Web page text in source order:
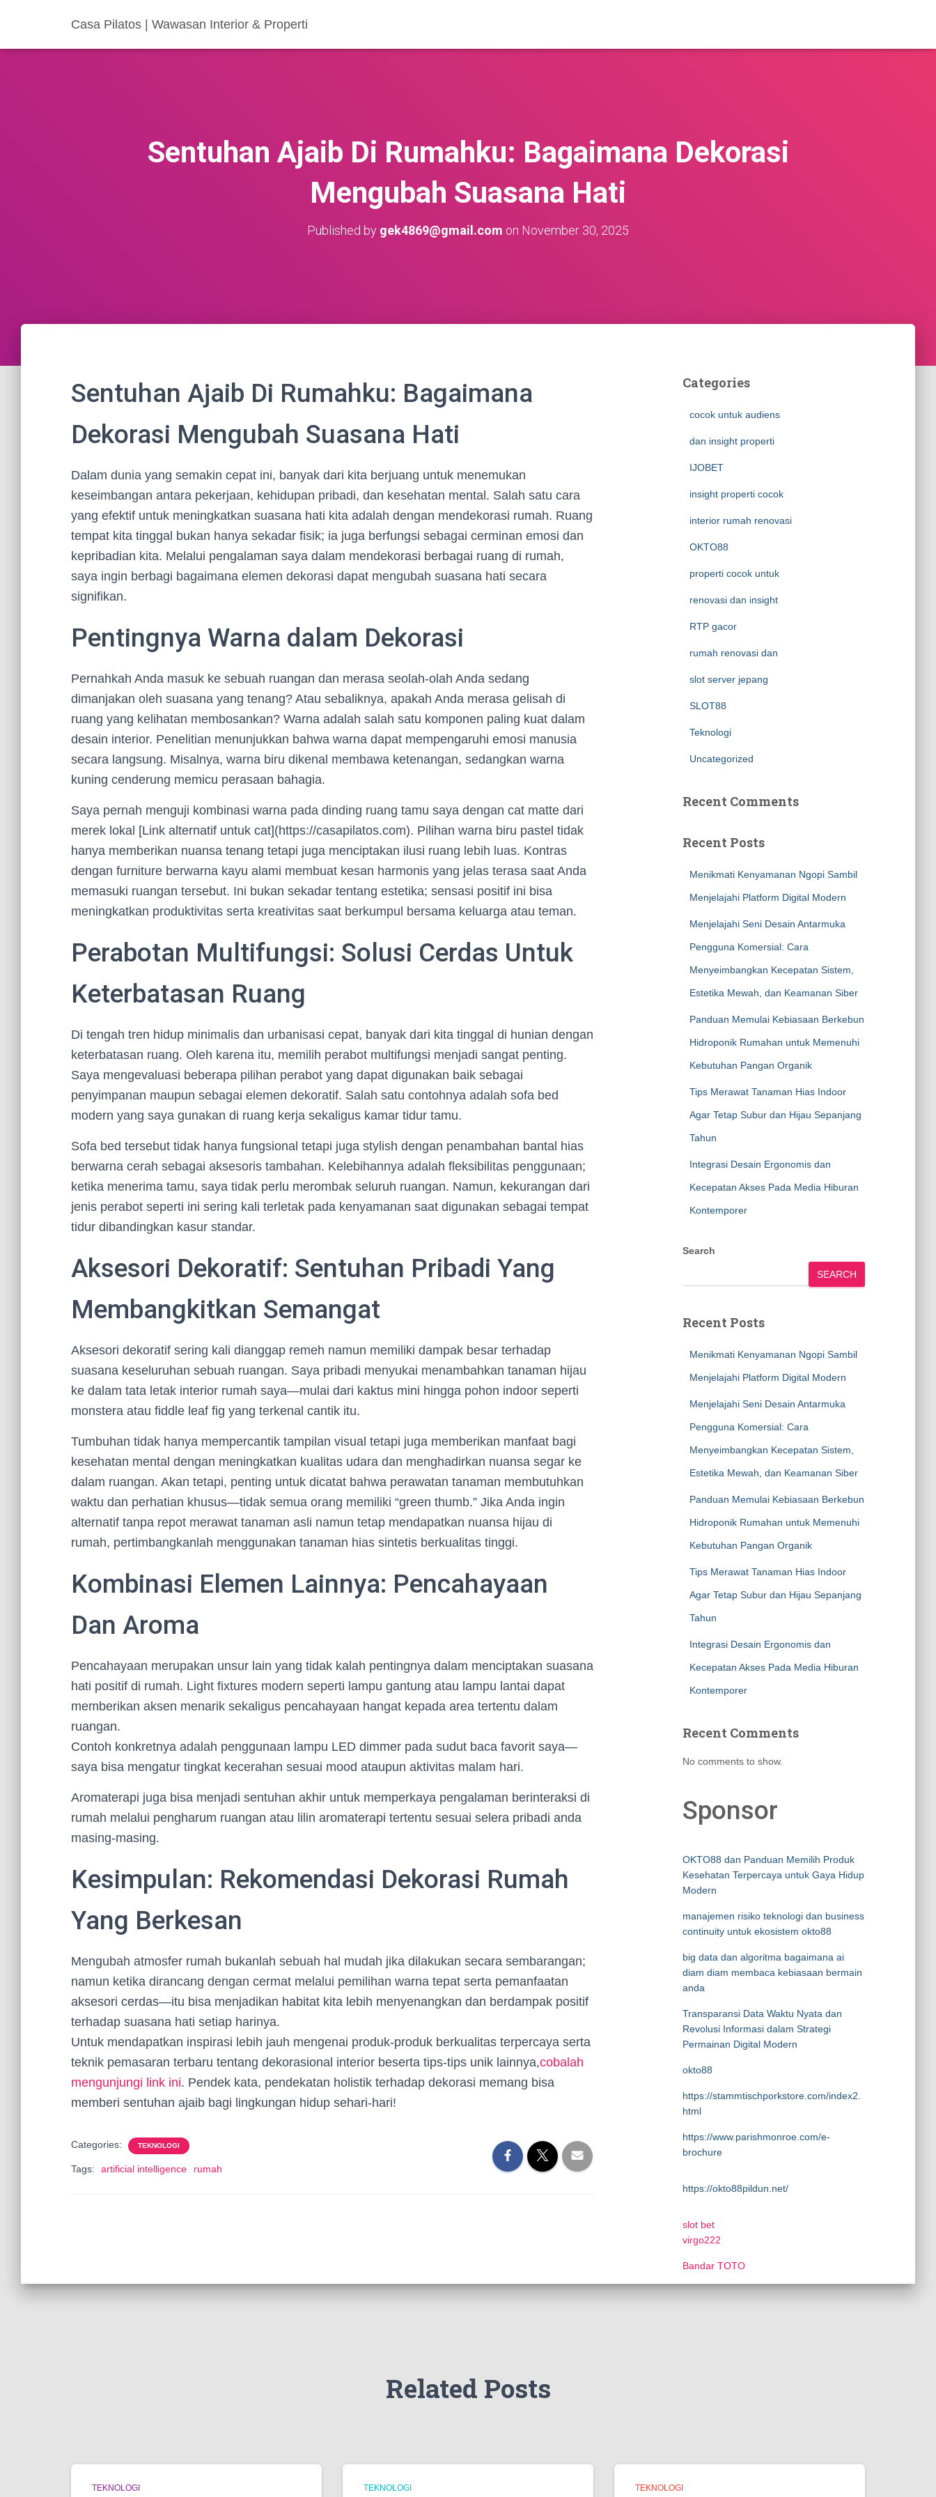
Casa Pilatos | Wawasan Interior & Properti
Sentuhan Ajaib Di Rumahku: Bagaimana Dekorasi
Mengubah Suasana Hati
Published by gek4869@gmail.com on November 30, 2025
Sentuhan Ajaib Di Rumahku: Bagaimana
Dekorasi Mengubah Suasana Hati
Dalam dunia yang semakin cepat ini, banyak dari kita berjuang untuk menemukan
keseimbangan antara pekerjaan, kehidupan pribadi, dan kesehatan mental. Salah satu cara
yang efektif untuk meningkatkan suasana hati kita adalah dengan mendekorasi rumah. Ruang
tempat kita tinggal bukan hanya sekadar fisik; ia juga berfungsi sebagai cerminan emosi dan
kepribadian kita. Melalui pengalaman saya dalam mendekorasi berbagai ruang di rumah,
saya ingin berbagi bagaimana elemen dekorasi dapat mengubah suasana hati secara
signifikan.
Pentingnya Warna dalam Dekorasi
Pernahkah Anda masuk ke sebuah ruangan dan merasa seolah-olah Anda sedang
dimanjakan oleh suasana yang tenang? Atau sebaliknya, apakah Anda merasa gelisah di
ruang yang kelihatan membosankan? Warna adalah salah satu komponen paling kuat dalam
desain interior. Penelitian menunjukkan bahwa warna dapat mempengaruhi emosi manusia
secara langsung. Misalnya, warna biru dikenal membawa ketenangan, sedangkan warna
kuning cenderung memicu perasaan bahagia.
Saya pernah menguji kombinasi warna pada dinding ruang tamu saya dengan cat matte dari
merek lokal [Link alternatif untuk cat](https://casapilatos.com). Pilihan warna biru pastel tidak
hanya memberikan nuansa tenang tetapi juga menciptakan ilusi ruang lebih luas. Kontras
dengan furniture berwarna kayu alami membuat kesan harmonis yang jelas terasa saat Anda
memasuki ruangan tersebut. Ini bukan sekadar tentang estetika; sensasi positif ini bisa
meningkatkan produktivitas serta kreativitas saat berkumpul bersama keluarga atau teman.
Perabotan Multifungsi: Solusi Cerdas Untuk
Keterbatasan Ruang
Di tengah tren hidup minimalis dan urbanisasi cepat, banyak dari kita tinggal di hunian dengan
keterbatasan ruang. Oleh karena itu, memilih perabot multifungsi menjadi sangat penting.
Saya mengevaluasi beberapa pilihan perabot yang dapat digunakan baik sebagai
penyimpanan maupun sebagai elemen dekoratif. Salah satu contohnya adalah sofa bed
modern yang saya gunakan di ruang kerja sekaligus kamar tidur tamu.
Sofa bed tersebut tidak hanya fungsional tetapi juga stylish dengan penambahan bantal hias
berwarna cerah sebagai aksesoris tambahan. Kelebihannya adalah fleksibilitas penggunaan;
ketika menerima tamu, saya tidak perlu merombak seluruh ruangan. Namun, kekurangan dari
jenis perabot seperti ini sering kali terletak pada kenyamanan saat digunakan sebagai tempat
tidur dibandingkan kasur standar.
Aksesori Dekoratif: Sentuhan Pribadi Yang
Membangkitkan Semangat
Aksesori dekoratif sering kali dianggap remeh namun memiliki dampak besar terhadap
suasana keseluruhan sebuah ruangan. Saya pribadi menyukai menambahkan tanaman hijau
ke dalam tata letak interior rumah saya—mulai dari kaktus mini hingga pohon indoor seperti
monstera atau fiddle leaf fig yang terkenal cantik itu.
Tumbuhan tidak hanya mempercantik tampilan visual tetapi juga memberikan manfaat bagi
kesehatan mental dengan meningkatkan kualitas udara dan menghadirkan nuansa segar ke
dalam ruangan. Akan tetapi, penting untuk dicatat bahwa perawatan tanaman membutuhkan
waktu dan perhatian khusus—tidak semua orang memiliki “green thumb.” Jika Anda ingin
alternatif tanpa repot merawat tanaman asli namun tetap mendapatkan nuansa hijau di
rumah, pertimbangkanlah menggunakan tanaman hias sintetis berkualitas tinggi.
Kombinasi Elemen Lainnya: Pencahayaan
Dan Aroma
Pencahayaan merupakan unsur lain yang tidak kalah pentingnya dalam menciptakan suasana
hati positif di rumah. Light fixtures modern seperti lampu gantung atau lampu lantai dapat
memberikan aksen menarik sekaligus pencahayaan hangat kepada area tertentu dalam
ruangan.
Contoh konkretnya adalah penggunaan lampu LED dimmer pada sudut baca favorit saya—
saya bisa mengatur tingkat kecerahan sesuai mood ataupun aktivitas malam hari.
Aromaterapi juga bisa menjadi sentuhan akhir untuk memperkaya pengalaman berinteraksi di
rumah melalui pengharum ruangan atau lilin aromaterapi tertentu sesuai selera pribadi anda
masing-masing.
Kesimpulan: Rekomendasi Dekorasi Rumah
Yang Berkesan
Mengubah atmosfer rumah bukanlah sebuah hal mudah jika dilakukan secara sembarangan;
namun ketika dirancang dengan cermat melalui pemilihan warna tepat serta pemanfaatan
aksesori cerdas—itu bisa menjadikan habitat kita lebih menyenangkan dan berdampak positif
terhadap suasana hati setiap harinya.
Untuk mendapatkan inspirasi lebih jauh mengenai produk-produk berkualitas terpercaya serta
teknik pemasaran terbaru tentang dekorasional interior beserta tips-tips unik lainnya,cobalah
mengunjungi link ini. Pendek kata, pendekatan holistik terhadap dekorasi memang bisa
memberi sentuhan ajaib bagi lingkungan hidup sehari-hari!
Categories: TEKNOLOGI
Tags: artificial intelligence rumah
Categories
cocok untuk audiens
dan insight properti
IJOBET
insight properti cocok
interior rumah renovasi
OKTO88
properti cocok untuk
renovasi dan insight
RTP gacor
rumah renovasi dan
slot server jepang
SLOT88
Teknologi
Uncategorized
Recent Comments
Recent Posts
Menikmati Kenyamanan Ngopi Sambil
Menjelajahi Platform Digital Modern
Menjelajahi Seni Desain Antarmuka
Pengguna Komersial: Cara
Menyeimbangkan Kecepatan Sistem,
Estetika Mewah, dan Keamanan Siber
Panduan Memulai Kebiasaan Berkebun
Hidroponik Rumahan untuk Memenuhi
Kebutuhan Pangan Organik
Tips Merawat Tanaman Hias Indoor
Agar Tetap Subur dan Hijau Sepanjang
Tahun
Integrasi Desain Ergonomis dan
Kecepatan Akses Pada Media Hiburan
Kontemporer
Search
SEARCH
Recent Posts
Menikmati Kenyamanan Ngopi Sambil
Menjelajahi Platform Digital Modern
Menjelajahi Seni Desain Antarmuka
Pengguna Komersial: Cara
Menyeimbangkan Kecepatan Sistem,
Estetika Mewah, dan Keamanan Siber
Panduan Memulai Kebiasaan Berkebun
Hidroponik Rumahan untuk Memenuhi
Kebutuhan Pangan Organik
Tips Merawat Tanaman Hias Indoor
Agar Tetap Subur dan Hijau Sepanjang
Tahun
Integrasi Desain Ergonomis dan
Kecepatan Akses Pada Media Hiburan
Kontemporer
Recent Comments
No comments to show.
Sponsor
OKTO88 dan Panduan Memilih Produk
Kesehatan Terpercaya untuk Gaya Hidup
Modern
manajemen risiko teknologi dan business
continuity untuk ekosistem okto88
big data dan algoritma bagaimana ai
diam diam membaca kebiasaan bermain
anda
Transparansi Data Waktu Nyata dan
Revolusi Informasi dalam Strategi
Permainan Digital Modern
okto88
https://stammtischporkstore.com/index2.
html
https://www.parishmonroe.com/e-
brochure
https://okto88pildun.net/
slot bet
virgo222
Bandar TOTO
Related Posts
TEKNOLOGI TEKNOLOGI TEKNOLOGI